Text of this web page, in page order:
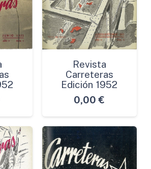
Revista
Carreteras
Edición 1952
0,00 €